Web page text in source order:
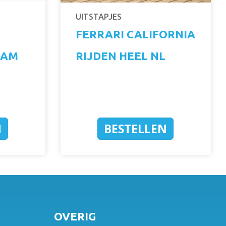
UITSTAPJES
FERRARI CALIFORNIA
RIJDEN HEEL NL
BESTELLEN
OVERIG